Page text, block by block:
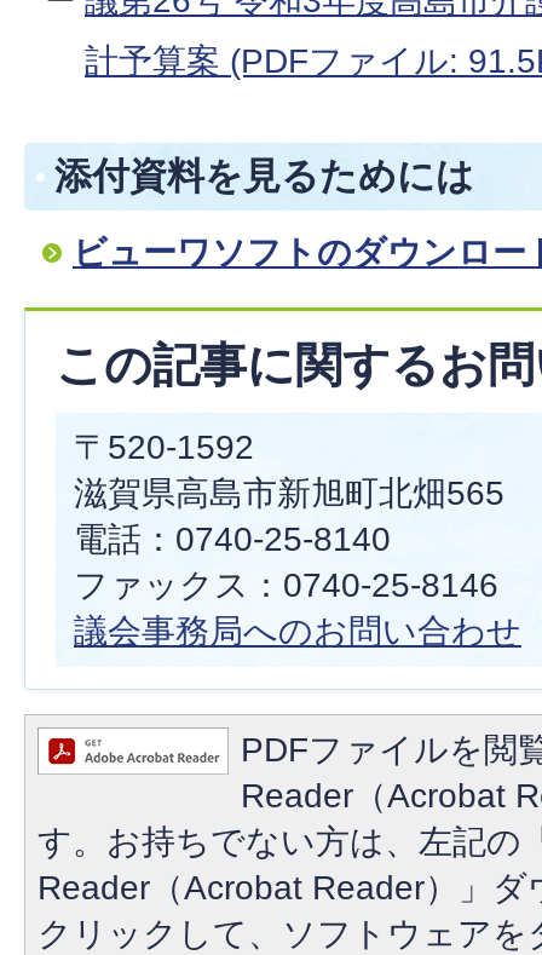
計予算案 (PDFファイル:
添付資料を見るためには
ビューワソフトのダウンロー
この記事に関するお
〒520-1592
滋賀県高島市新旭町北畑565
電話：0740-25-8140
ファックス：0740-25-8146
議会事務局へのお問い合わせ
PDFファイルを閲
Reader（Acrobat
す。お持ちでない方は、左記の
Reader（Acrobat Reader）」
クリックして、ソフトウェア